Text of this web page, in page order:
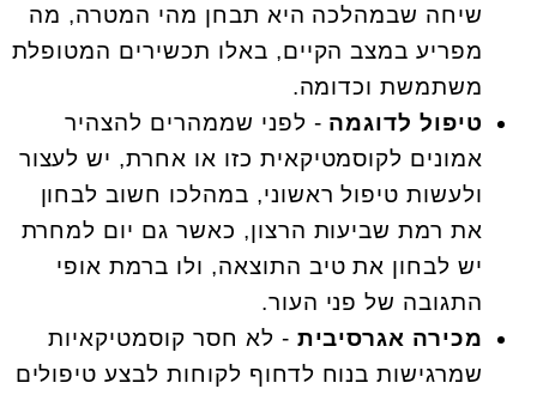
שיחה שבמהלכה היא תבחן מהי המטרה, מה
מפריע במצב הקיים, באלו תכשירים המטופלת
משתמשת וכדומה.
טיפול לדוגמה - לפני שממהרים להצהיר
אמונים לקוסמטיקאית כזו או אחרת, יש לעצור
ולעשות טיפול ראשוני, במהלכו חשוב לבחון
את רמת שביעות הרצון, כאשר גם יום למחרת
יש לבחון את טיב התוצאה, ולו ברמת אופי
התגובה של פני העור.
מכירה אגרסיבית - לא חסר קוסמטיקאיות
שמרגישות בנוח לדחוף לקוחות לבצע טיפולים